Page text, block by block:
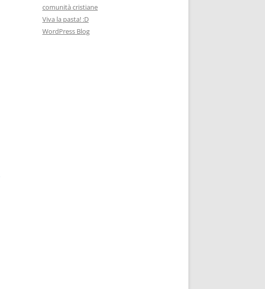
comunità cristiane
Viva la pasta! :D
WordPress Blog